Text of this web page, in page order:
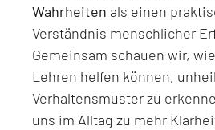
Wahrheiten als einen
Verständnis menschlicher
Gemeinsam schauen wir,
Lehren helfen können,
Verhaltensmuster zu
uns im Alltag zu mehr